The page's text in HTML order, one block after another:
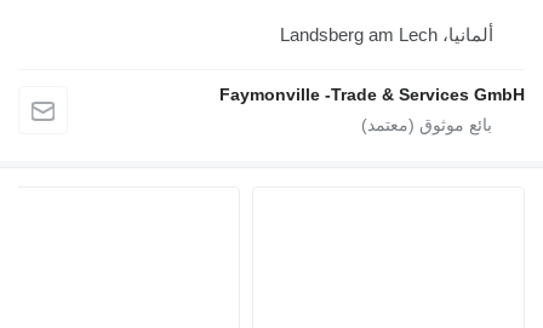
ألمانيا، Landsberg am Lech
Faymonville -Trade & Services GmbH